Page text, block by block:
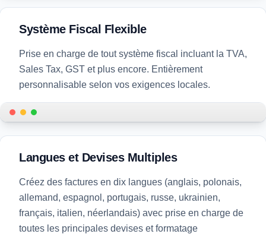
Système Fiscal Flexible
Prise en charge de tout système fiscal incluant la TVA,
Sales Tax, GST et plus encore. Entièrement
personnalisable selon vos exigences locales.
Langues et Devises Multiples
Créez des factures en dix langues (anglais, polonais,
allemand, espagnol, portugais, russe, ukrainien,
français, italien, néerlandais) avec prise en charge de
toutes les principales devises et formatage